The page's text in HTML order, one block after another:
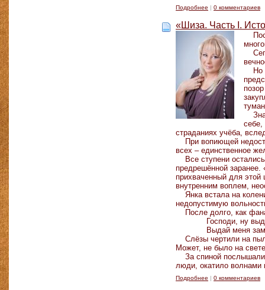
Подробнее | 0 комментариев
«Шиза. Часть I.
Но
себе,
страданиях учёба,
При вопиющей
всех – единственное
Все ступени остались
предрешённой
прихваченный для этой
внутренним воплем,
Янка встала на
недопустимую
После долго, как
Господи, ну
Выдай меня
Слёзы чертили на
Может, не было на
За спиной
люди, окатило волнами
Подробнее | 0 комментариев